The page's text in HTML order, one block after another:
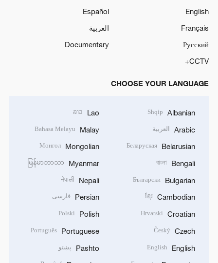
English
Español
Français
العربية
Русский
Documentary
CCTV+
CHOOSE YOUR LANGUAGE
Albanian
Shqip
Arabic العربية
Belarusian
Беларуская
Bengali
বাংলা
Bulgarian
Български
Cambodian
ខ្មែរ
Croatian
Hrvatski
Czech
Český
English
English
Lao
ລາວ
Malay
Bahasa Melayu
Mongolian
Монгол
Myanmar
မြန်မာဘာသာ
Nepali
नेपाली
Persian فارسی
Polish
Polski
Portuguese
Português
Pashto پښتو